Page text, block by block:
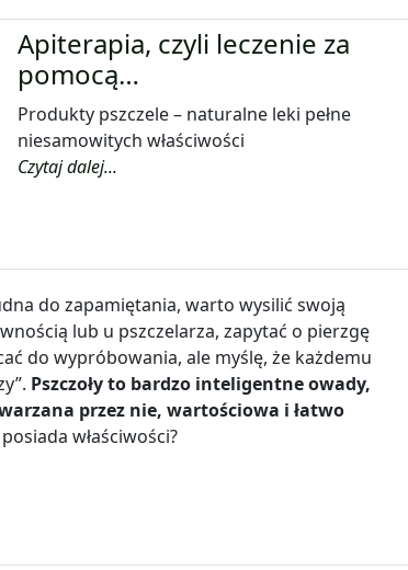
Apiterapia, czyli leczenie za
pomocą…
Produkty pszczele – naturalne leki pełne
niesamowitych właściwości
Czytaj dalej...
do zapamiętania, warto wysilić swoją
lub u pszczelarza, zapytać o pierzgę
do wypróbowania, ale myślę, że każdemu
Pszczoły to bardzo inteligentne owady,
przez nie, wartościowa i łatwo
właściwości?